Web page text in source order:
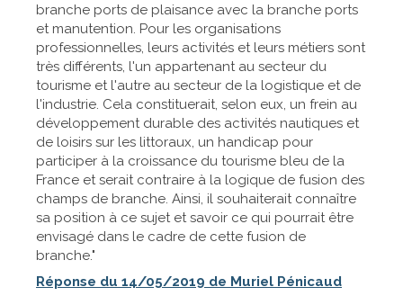
branche ports de plaisance avec la branche ports
et manutention. Pour les organisations
professionnelles, leurs activités et leurs métiers sont
très différents, l'un appartenant au secteur du
tourisme et l'autre au secteur de la logistique et de
l'industrie. Cela constituerait, selon eux, un frein au
développement durable des activités nautiques et
de loisirs sur les littoraux, un handicap pour
participer à la croissance du tourisme bleu de la
France et serait contraire à la logique de fusion des
champs de branche. Ainsi, il souhaiterait connaître
sa position à ce sujet et savoir ce qui pourrait être
envisagé dans le cadre de cette fusion de
branche."
Réponse du 14/05/2019 de Muriel Pénicaud